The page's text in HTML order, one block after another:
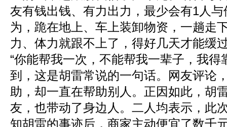
友有钱出钱、有力出力，最少会有1人
为，跪在地上、车上装卸物资，一趟走
力、体力就跟不上了，得好几天才能缓
“你能帮我一次，不能帮我一辈子，我得
到，这是胡雷常说的一句话。网友评论
助，却一直在帮助别人。正因如此，胡
友，也带动了身边人。二人均表示，此
知胡雷的事迹后，商家主动便宜了数千